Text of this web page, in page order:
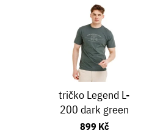
tričko Legend L-
200 dark green
899 Kč